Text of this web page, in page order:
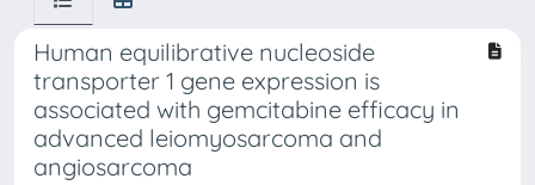
Human equilibrative nucleoside
transporter 1 gene expression is
associated with gemcitabine efficacy in
advanced leiomyosarcoma and
angiosarcoma